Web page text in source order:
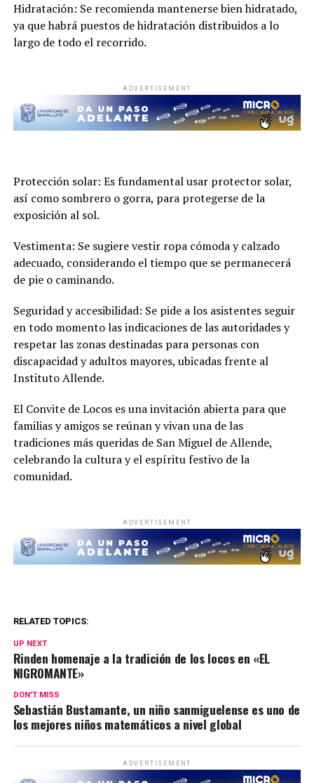
Hidratación: Se recomienda mantenerse bien hidratado,
ya que habrá puestos de hidratación distribuidos a lo
largo de todo el recorrido.
ADVERTISEMENT
Protección solar: Es fundamental usar protector solar,
así como sombrero o gorra, para protegerse de la
exposición al sol.
Vestimenta: Se sugiere vestir ropa cómoda y calzado
adecuado, considerando el tiempo que se permanecerá
de pie o caminando.
Seguridad y accesibilidad: Se pide a los asistentes seguir
en todo momento las indicaciones de las autoridades y
respetar las zonas destinadas para personas con
discapacidad y adultos mayores, ubicadas frente al
Instituto Allende.
El Convite de Locos es una invitación abierta para que
familias y amigos se reúnan y vivan una de las
tradiciones más queridas de San Miguel de Allende,
celebrando la cultura y el espíritu festivo de la
comunidad.
ADVERTISEMENT
RELATED TOPICS:
UP NEXT
Rinden homenaje a la tradición de los locos en «EL
NIGROMANTE»
DON'T MISS
Sebastián Bustamante, un niño sanmiguelense es uno de
los mejores niños matemáticos a nivel global
ADVERTISEMENT